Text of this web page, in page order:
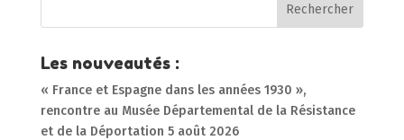
Les nouveautés :
« France et Espagne dans les années 1930 »,
rencontre au Musée Départemental de la Résistance
et de la Déportation 5 août 2026